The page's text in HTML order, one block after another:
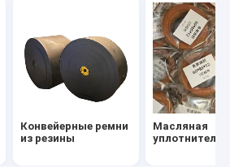
кольцо
Конвейерные ремни
из резины
Масляная
уплотнитель